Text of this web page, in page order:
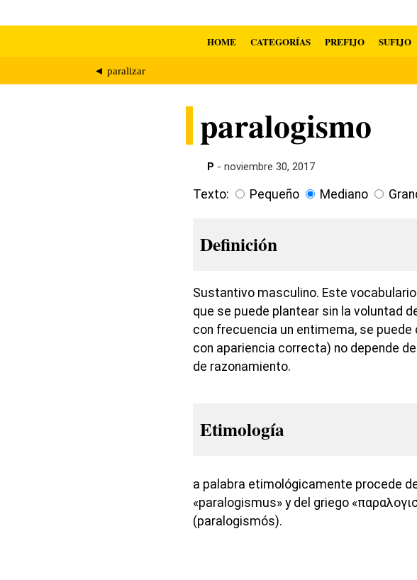
HOME CATEGORÍAS PREFIJO SUFIJO
◄ paralizar
paralogismo
P - noviembre 30, 2017
Texto: Pequeño Mediano
Definición
Sustantivo masculino. Este
que se puede plantear sin la voluntad
con frecuencia un entimema, se
con apariencia correcta) no depende
de razonamiento.
Etimología
a palabra etimológicamente procede
«paralogismus» y del griego
(paralogismós).